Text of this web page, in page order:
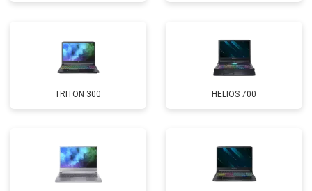
Замена микрофона от 2600 ₽ Заказать
Замена оперативной памяти от 1100 ₽ Заказать
Прошивка BIOS от 1500 ₽ Заказать
Ремонт петель от 3990 ₽ Заказать
TRITON 300 HELIOS 700